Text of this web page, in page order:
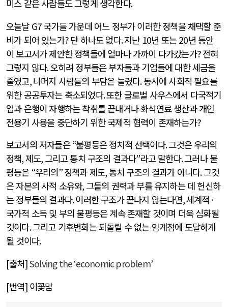
미스 같은 사람들도 그렇게 생각한다.
오늘날 G7국가들 가운데 어느 정부가 이러한 정책을 채택할 준
비가 되어 있는가?단 하나도 없다.지난 10년 또는20년 동안
이 보고서가 제안한 정책들에 얼마나 가까이 다가갔는가?전혀
그렇지 않다.오히려 정부들은 부자들과 기업들에 대한 세금을
줄였고,나머지 사람들의 부담은 늘렸다.동시에 사회적 필요를
위한 공공투자는 축소되었다.또한 글로벌 사우스에서 다국적기
업과 은행이 자행하는 착취를 끝내거나 화석연료 생산과 개인
전용기 사용을 중단하기 위한 국제적 협력이 존재하는가?
보고서의 저자들은“불평등은 정치적 선택이다.그것은 우리의
정책,제도,그리고 통치 구조의 결과다”라고 말한다.그러나 불
평등은 “우리의”정책과 제도, 통치 구조의 결과가 아니다.그것
은 자본의 사적 소유와,그들의 권력과 부를 유지하는 데 헌신하
는 정부들의 결과다.이러한 구조가 끝나지 않는다면,세계적 ·
국가적 소득 및 부의 불평등은 계속 존재할 것이며 더욱 심화될
것이다.그리고 기후변화는 되돌릴 수 없는 임계점에 도달하게
될 것이다.
[출처]Solving the ‘economic problem’
[번역] 이꽃맘